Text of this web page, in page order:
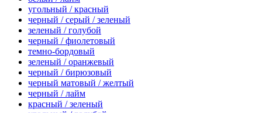
угольный / красный
черный / серый / зеленый
зеленый / голубой
черный / фиолетовый
темно-бордовый
зеленый / оранжевый
черный / бирюзовый
черный матовый / желтый
черный / лайм
красный / зеленый